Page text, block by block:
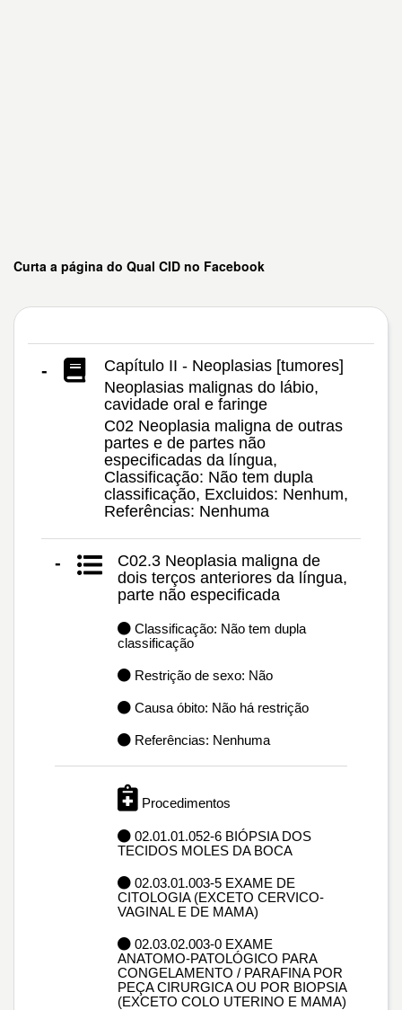
Curta a página do Qual CID no Facebook
-
Capítulo II - Neoplasias [tumores]
Neoplasias malignas do lábio,
cavidade oral e faringe
C02 Neoplasia maligna de outras
partes e de partes não
especificadas da língua,
Classificação: Não tem dupla
classificação, Excluidos: Nenhum,
Referências: Nenhuma
-
C02.3 Neoplasia maligna de
dois terços anteriores da língua,
parte não especificada
Classificação: Não tem dupla
classificação
Restrição de sexo: Não
Causa óbito: Não há restrição
Referências: Nenhuma
Procedimentos
02.01.01.052-6 BIÓPSIA DOS
TECIDOS MOLES DA BOCA
02.03.01.003-5 EXAME DE
CITOLOGIA (EXCETO CERVICO-
VAGINAL E DE MAMA)
02.03.02.003-0 EXAME
ANATOMO-PATOLÓGICO PARA
CONGELAMENTO / PARAFINA POR
PEÇA CIRURGICA OU POR BIOPSIA
(EXCETO COLO UTERINO E MAMA)